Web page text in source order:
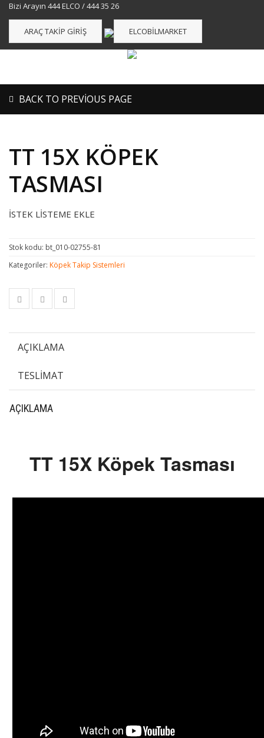
Bizi Arayın 444 ELCO / 444 35 26
ARAÇ TAKIP GIRIŞ ELCOBILMARKET
BACK TO PREVIOUS PAGE
TT 15X KÖPEK
TASMASI
İSTEK LISTEME EKLE
Stok kodu: bt_010-02755-81
Kategoriler: Köpek Takip Sistemleri
AÇIKLAMA
TESLIMAT
AÇIKLAMA
TT 15X Köpek Tasması